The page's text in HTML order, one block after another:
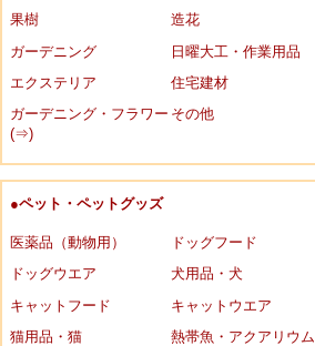
果樹
造花
ガーデニング
日曜大工・作業用品
エクステリア
住宅建材
ガーデニング・フラワー
(⇒)
その他
●ペット・ペットグッズ
医薬品（動物用）
ドッグフード
ドッグウエア
犬用品・犬
キャットフード
キャットウエア
猫用品・猫
熱帯魚・アクアリウム